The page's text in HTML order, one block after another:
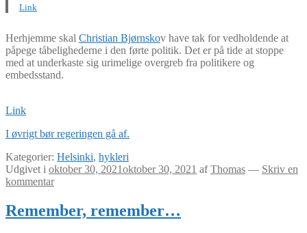
Link
Herhjemme skal Christian Bjørnskov have tak for vedholdende at
påpege tåbelighederne i den førte politik. Det er på tide at stoppe
med at underkaste sig urimelige overgreb fra politikere og
embedsstand.
Link
I øvrigt bør regeringen gå af.
Kategorier: Helsinki, hykleri
Udgivet i oktober 30, 2021oktober 30, 2021 afThomas — Skriv en
kommentar
Remember, remember…